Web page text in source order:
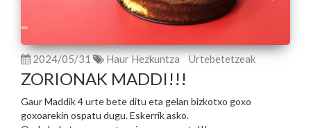
2024/05/31 Haur Hezkuntza Urtebetetzeak
ZORIONAK MADDI!!!
Gaur Maddik 4 urte bete ditu eta gelan bizkotxo goxo
goxoarekin ospatu dugu. Eskerrik asko.